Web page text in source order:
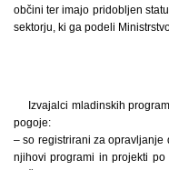
občini ter imajo pridobljen
sektorju, ki ga podeli
Izvajalci mladinskih
pogoje:
– so registrirani za opravljanje
njihovi programi in projekti